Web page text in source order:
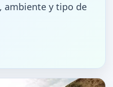
ambiente y tipo de